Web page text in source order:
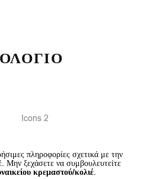
πληροφορίες σχετικά με την
Μην ξεχάσετε να συμβουλευτείτε
κρεμαστού/κολιέ.